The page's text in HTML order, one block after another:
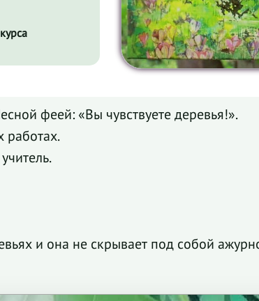
феей: «Вы чувствуете деревья!».
работах.
и она не скрывает под собой